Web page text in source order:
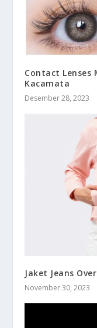
Contact
Kacamata
Desember 28, 2023
Jaket Jeans
November 30, 2023